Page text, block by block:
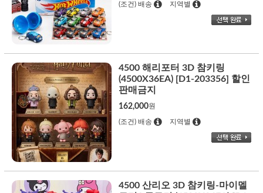
(조건) 배송 지역별
4500 해리포터 3D 참키링
(4500X36EA) [D1-203356] 할인
판매금지
162,000원
(조건) 배송 지역별
4500 산리오 3D 참키링-마이멜